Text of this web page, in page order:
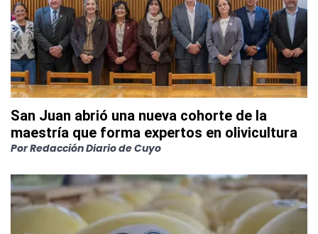
San Juan abrió una nueva cohorte de la
maestría que forma expertos en olivicultura
PorRedacción Diario de Cuyo